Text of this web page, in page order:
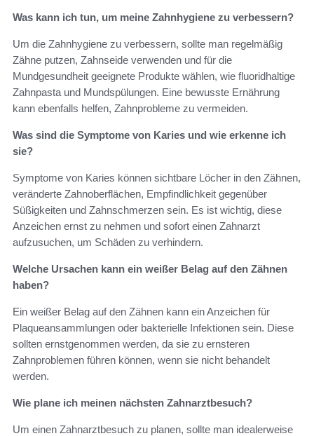
Was kann ich tun, um meine Zahnhygiene zu verbessern?
Um die Zahnhygiene zu verbessern, sollte man regelmäßig
Zähne putzen, Zahnseide verwenden und für die
Mundgesundheit geeignete Produkte wählen, wie fluoridhaltige
Zahnpasta und Mundspülungen. Eine bewusste Ernährung
kann ebenfalls helfen, Zahnprobleme zu vermeiden.
Was sind die Symptome von Karies und wie erkenne ich
sie?
Symptome von Karies können sichtbare Löcher in den Zähnen,
veränderte Zahnoberflächen, Empfindlichkeit gegenüber
Süßigkeiten und Zahnschmerzen sein. Es ist wichtig, diese
Anzeichen ernst zu nehmen und sofort einen Zahnarzt
aufzusuchen, um Schäden zu verhindern.
Welche Ursachen kann ein weißer Belag auf den Zähnen
haben?
Ein weißer Belag auf den Zähnen kann ein Anzeichen für
Plaqueansammlungen oder bakterielle Infektionen sein. Diese
sollten ernstgenommen werden, da sie zu ernsteren
Zahnproblemen führen können, wenn sie nicht behandelt
werden.
Wie plane ich meinen nächsten Zahnarztbesuch?
Um einen Zahnarztbesuch zu planen, sollte man idealerweise